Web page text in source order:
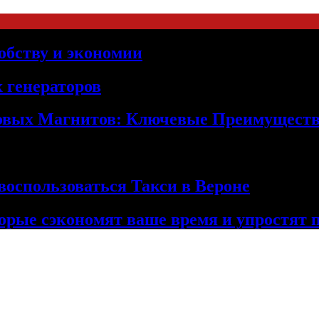
и экономии
Магнитов: Ключевые
Такси в Вероне
сэкономят ваше время и упростят